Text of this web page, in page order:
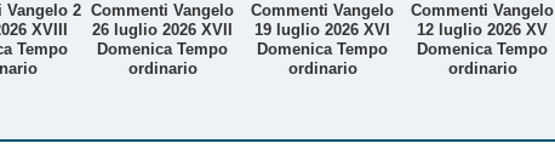
Vangelo 2
XVIII
Tempo
Commenti Vangelo
26 luglio 2026 XVII
Domenica Tempo
ordinario
Commenti Vangelo
19 luglio 2026 XVI
Domenica Tempo
ordinario
Commenti Vangelo
12 luglio 2026 XV
Domenica Tempo
ordinario